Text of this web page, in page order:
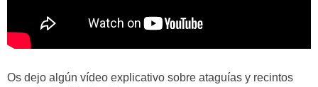
Os dejo algún vídeo explicativo sobre ataguías y recintos